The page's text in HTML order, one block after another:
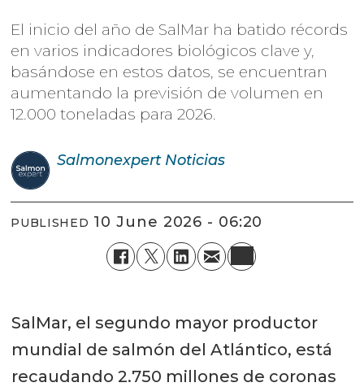
El inicio del año de SalMar ha batido récords
en varios indicadores biológicos clave y,
basándose en estos datos, se encuentran
aumentando la previsión de volumen en
12.000 toneladas para 2026.
Salmonexpert Noticias
PUBLISHED 10 June 2026 - 06:20
SalMar, el segundo mayor productor
mundial de salmón del Atlántico, está
recaudando 2.750 millones de coronas